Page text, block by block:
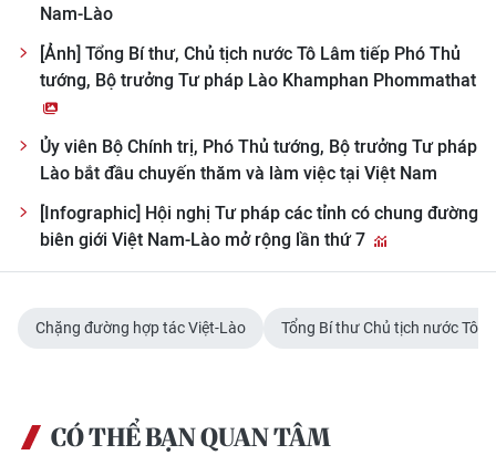
Nam-Lào
[Ảnh] Tổng Bí thư, Chủ tịch nước Tô Lâm tiếp Phó Thủ
tướng, Bộ trưởng Tư pháp Lào Khamphan Phommathat
Ủy viên Bộ Chính trị, Phó Thủ tướng, Bộ trưởng Tư pháp
Lào bắt đầu chuyến thăm và làm việc tại Việt Nam
[Infographic] Hội nghị Tư pháp các tỉnh có chung đường
biên giới Việt Nam-Lào mở rộng lần thứ 7
Chặng đường hợp tác Việt-Lào Tổng Bí thư Chủ tịch nước Tô
CÓ THỂ BẠN QUAN TÂM